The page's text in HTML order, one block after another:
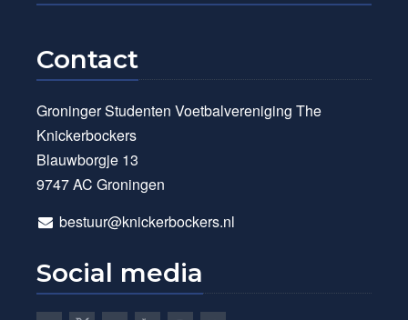
Contact
Groninger Studenten Voetbalvereniging The
Knickerbockers
Blauwborgje 13
9747 AC Groningen
bestuur@knickerbockers.nl
Social media